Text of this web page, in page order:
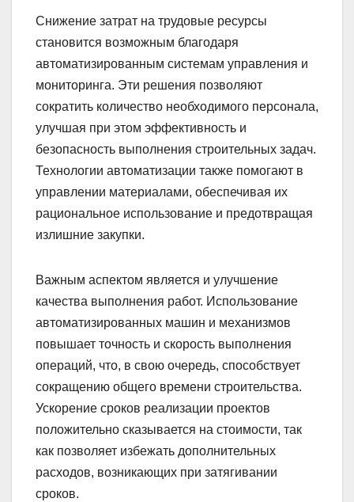
Снижение затрат на трудовые ресурсы
становится возможным благодаря
автоматизированным системам управления и
мониторинга. Эти решения позволяют
сократить количество необходимого персонала,
улучшая при этом эффективность и
безопасность выполнения строительных задач.
Технологии автоматизации также помогают в
управлении материалами, обеспечивая их
рациональное использование и предотвращая
излишние закупки.
Важным аспектом является и улучшение
качества выполнения работ. Использование
автоматизированных машин и механизмов
повышает точность и скорость выполнения
операций, что, в свою очередь, способствует
сокращению общего времени строительства.
Ускорение сроков реализации проектов
положительно сказывается на стоимости, так
как позволяет избежать дополнительных
расходов, возникающих при затягивании
сроков.